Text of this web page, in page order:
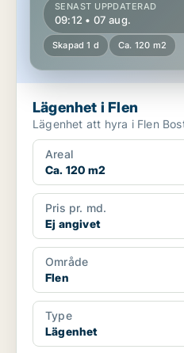
SENAST UPPDATERAD
09:12 • 07 aug.
Skapad 1 d Ca. 120 m2
Lägenhet i Flen
Areal
Ca. 120 m2
Pris pr. md.
Ej angivet
Område
Flen
Type
Lägenhet